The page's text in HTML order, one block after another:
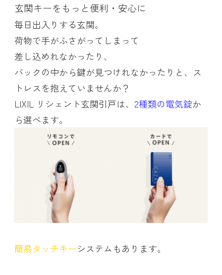
玄関キーをもっと便利・安心に
毎日出入りする玄関。
荷物で手がふさがってしまって
差し込めれなかったり、
バックの中から鍵が見つけれなかったりと、ス
トレスを抱えていませんか？
LIXIL リシェント玄関引戸は、 2種類の電気錠か
ら選べます。
簡易タッチキーシステムもあります。